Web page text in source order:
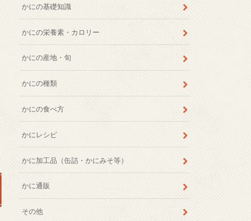
かにの基礎知識
かにの栄養素・カロリー
かにの産地・旬
かにの種類
かにの食べ方
かにレシピ
かに加工品（缶詰・かにみそ等）
かに通販
その他